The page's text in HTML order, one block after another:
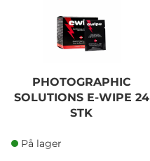
PHOTOGRAPHIC
SOLUTIONS E-WIPE 24
STK
På lager